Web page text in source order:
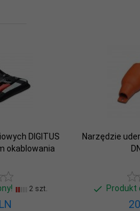
DIGITUS
okablowania
2 szt.
Narzędzie
Produkt